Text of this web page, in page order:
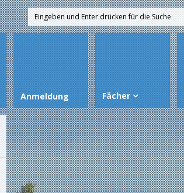
Anmeldung Fächer